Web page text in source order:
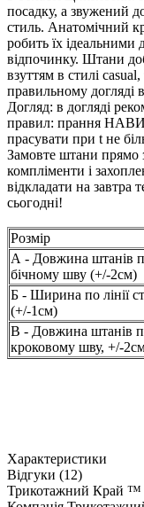
посадку, а звужений
стиль. Анатомічний
робить їх ідеальними
відпочинку. Штани
взуттям в стилі
правильному догляді
Догляд: в догляді
правил: прання
прасувати при t не
Замовте штани прямо
компліменти і
відкладати на
сьогодні!
Розмір
А - Довжина штанів
бічному шву (+/-2см)
Б - Ширина по лінії
(+/-1см)
В - Довжина штанів
кроковому шву, +/-
Характеристики
Відгуки (12)
Трикотажний Край ™